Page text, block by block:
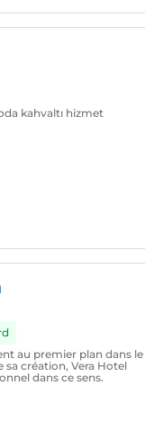
kahvaltı hizmet
au premier plan dans le
sa création, Vera Hotel
dans ce sens.